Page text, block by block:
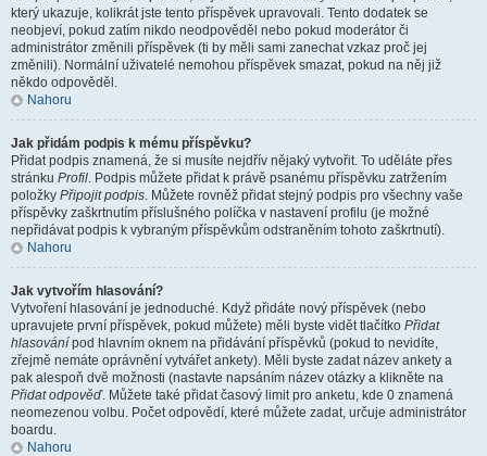
který ukazuje, kolikrát jste tento příspěvek upravovali. Tento dodatek se
neobjeví, pokud zatím nikdo neodpověděl nebo pokud moderátor či
administrátor změnili příspěvek (ti by měli sami zanechat vzkaz proč jej
změnili). Normální uživatelé nemohou příspěvek smazat, pokud na něj již
někdo odpověděl.
Nahoru
Jak přidám podpis k mému příspěvku?
Přidat podpis znamená, že si musíte nejdřív nějaký vytvořit. To uděláte přes
stránku Profil. Podpis můžete přidat k právě psanému příspěvku zatržením
položky Připojit podpis. Můžete rovněž přidat stejný podpis pro všechny vaše
příspěvky zaškrtnutím příslušného políčka v nastavení profilu (je možné
nepřidávat podpis k vybraným příspěvkům odstraněním tohoto zaškrtnutí).
Nahoru
Jak vytvořím hlasování?
Vytvoření hlasování je jednoduché. Když přidáte nový příspěvek (nebo
upravujete první příspěvek, pokud můžete) měli byste vidět tlačítko Přidat
hlasování pod hlavním oknem na přidávání příspěvků (pokud to nevidíte,
zřejmě nemáte oprávnění vytvářet ankety). Měli byste zadat název ankety a
pak alespoň dvě možnosti (nastavte napsáním název otázky a klikněte na
Přidat odpověď. Můžete také přidat časový limit pro anketu, kde 0 znamená
neomezenou volbu. Počet odpovědí, které můžete zadat, určuje administrátor
boardu.
Nahoru